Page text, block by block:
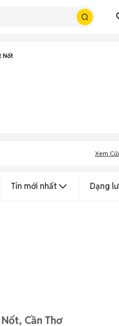
Nốt
Xem
Tin mới nhất Dạng
Cần Thơ